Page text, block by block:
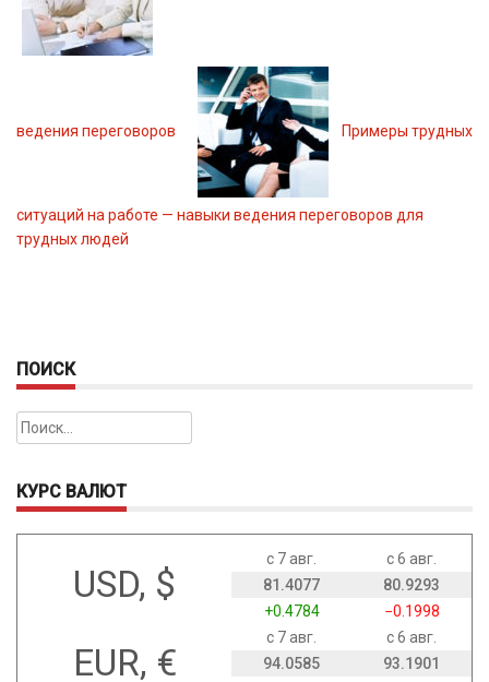
ведения переговоров Примеры трудных
ситуаций на работе — навыки ведения переговоров для
трудных людей
ПОИСК
Найти:
КУРС ВАЛЮТ
USD, $
с 7 авг.
с 6 авг.
81.4077
80.9293
+0.4784
−0.1998
EUR, €
с 7 авг.
с 6 авг.
94.0585
93.1901